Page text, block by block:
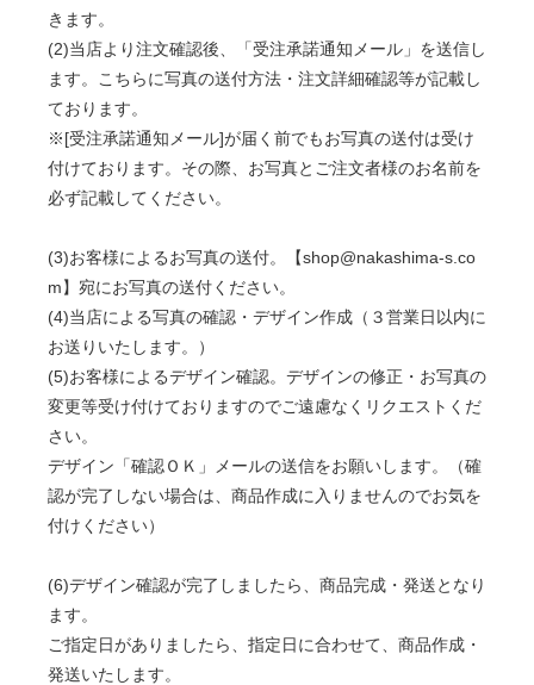
きます。
(2)当店より注文確認後、「受注承諾通知メール」を送信し
ます。こちらに写真の送付方法・注文詳細確認等が記載し
ております。
※[受注承諾通知メール]が届く前でもお写真の送付は受け
付けております。その際、お写真とご注文者様のお名前を
必ず記載してください。
(3)お客様によるお写真の送付。【shop@nakashima-s.co
m】宛にお写真の送付ください。
(4)当店による写真の確認・デザイン作成（３営業日以内に
お送りいたします。）
(5)お客様によるデザイン確認。デザインの修正・お写真の
変更等受け付けておりますのでご遠慮なくリクエストくだ
さい。
デザイン「確認ＯＫ」メールの送信をお願いします。（確
認が完了しない場合は、商品作成に入りませんのでお気を
付けください）
(6)デザイン確認が完了しましたら、商品完成・発送となり
ます。
ご指定日がありましたら、指定日に合わせて、商品作成・
発送いたします。